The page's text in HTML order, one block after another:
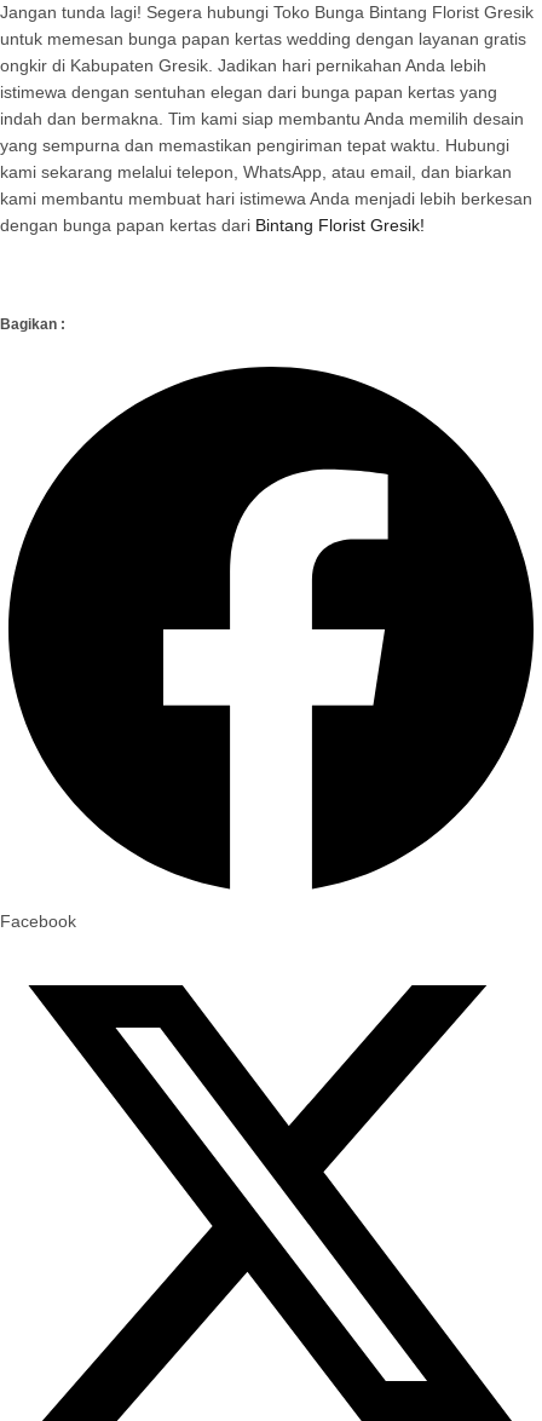
Jangan tunda lagi! Segera hubungi Toko Bunga Bintang Florist Gresik
untuk memesan bunga papan kertas wedding dengan layanan gratis
ongkir di Kabupaten Gresik. Jadikan hari pernikahan Anda lebih
istimewa dengan sentuhan elegan dari bunga papan kertas yang
indah dan bermakna. Tim kami siap membantu Anda memilih desain
yang sempurna dan memastikan pengiriman tepat waktu. Hubungi
kami sekarang melalui telepon, WhatsApp, atau email, dan biarkan
kami membantu membuat hari istimewa Anda menjadi lebih berkesan
dengan bunga papan kertas dari Bintang Florist Gresik!
Bagikan :
Facebook